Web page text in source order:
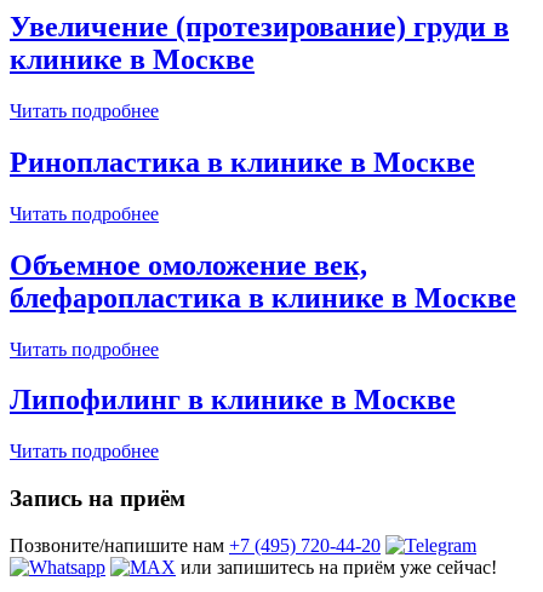
Увеличение (протезирование) груди в
клинике в Москве
Читать подробнее
Ринопластика в клинике в Москве
Читать подробнее
Объемное омоложение век,
блефаропластика в клинике в Москве
Читать подробнее
Липофилинг в клинике в Москве
Читать подробнее
Запись на приём
Позвоните/напишите нам +7 (495) 720-44-20
или запишитесь на приём уже сейчас!